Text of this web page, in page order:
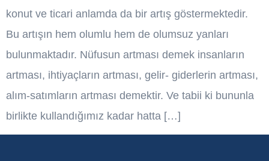
konut ve ticari anlamda da bir artış göstermektedir.
Bu artışın hem olumlu hem de olumsuz yanları
bulunmaktadır. Nüfusun artması demek insanların
artması, ihtiyaçların artması, gelir- giderlerin artması,
alım-satımların artması demektir. Ve tabii ki bununla
birlikte kullandığımız kadar hatta […]